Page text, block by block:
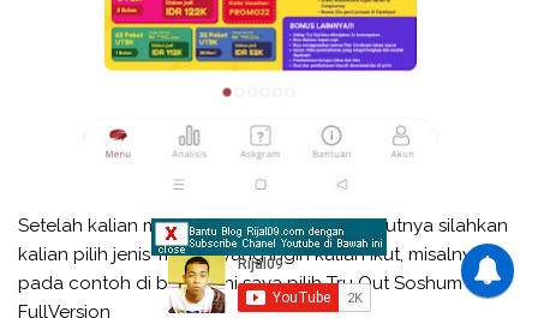
Setelah kalian memilih paket Try Out, selanjutnya silahkan
kalian pilih jenis Try Out yang ingin kalian ikut, misalnya
pada contoh di bawah ini saya pilih Tru Out Soshum
FullVersion